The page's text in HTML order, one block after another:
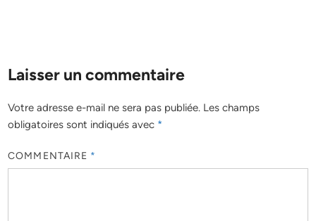
Laisser un commentaire
Votre adresse e-mail ne sera pas publiée. Les champs
obligatoires sont indiqués avec *
COMMENTAIRE *